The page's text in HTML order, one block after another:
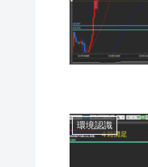
環境認識